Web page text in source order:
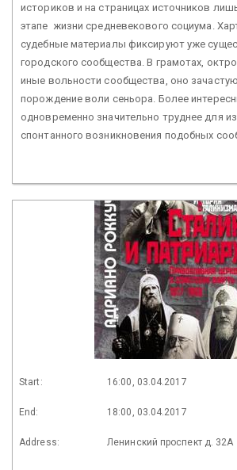
историков и на страницах источников
этапе жизни средневекового социума.
судебные материалы фиксируют уже
городского сообщества. В грамотах,
иные вольности сообщества, оно
порождение воли сеньора. Более
одновременно значительно труднее для
спонтанного возникновения подобных
Start: 16:00, 03.04.2017
End: 18:00, 03.04.2017
Address: Ленинский проспект д. 32А